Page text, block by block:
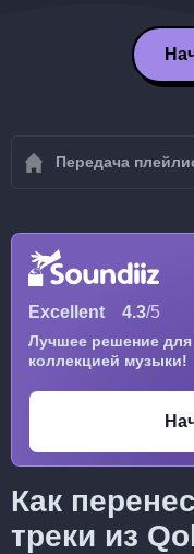
Передача
Excellent 4.3/5
Лучшее решение
коллекцией музыки!
Как
треки из